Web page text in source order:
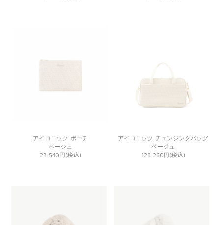
アイコニック ポーチ
ベージュ
23,540円(税込)
アイコニック チェンジングバッグ
ベージュ
128,260円(税込)